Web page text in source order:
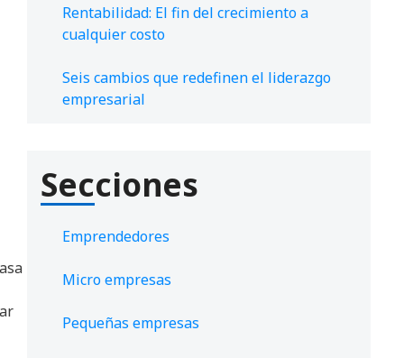
Rentabilidad: El fin del crecimiento a
cualquier costo
Seis cambios que redefinen el liderazgo
empresarial
Secciones
Emprendedores
Micro empresas
Pequeñas empresas